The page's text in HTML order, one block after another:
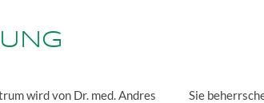
wird von Dr. med. Andres
Sie